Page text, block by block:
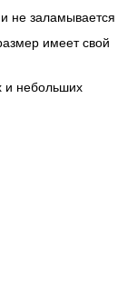
не заламывается
имеет свой
и небольших